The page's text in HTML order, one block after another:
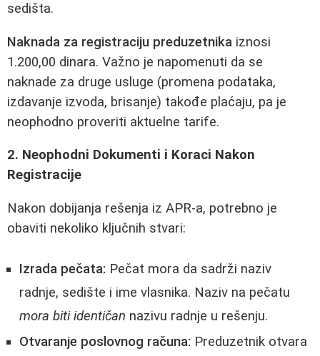
sedišta.
Naknada za registraciju preduzetnika iznosi
1.200,00 dinara. Važno je napomenuti da se
naknade za druge usluge (promena podataka,
izdavanje izvoda, brisanje) takođe plaćaju, pa je
neophodno proveriti aktuelne tarife.
2. Neophodni Dokumenti i Koraci Nakon
Registracije
Nakon dobijanja rešenja iz APR-a, potrebno je
obaviti nekoliko ključnih stvari:
Izrada pečata: Pečat mora da sadrži naziv
radnje, sedište i ime vlasnika. Naziv na pečatu
mora biti identičan nazivu radnje u rešenju.
Otvaranje poslovnog računa: Preduzetnik otvara